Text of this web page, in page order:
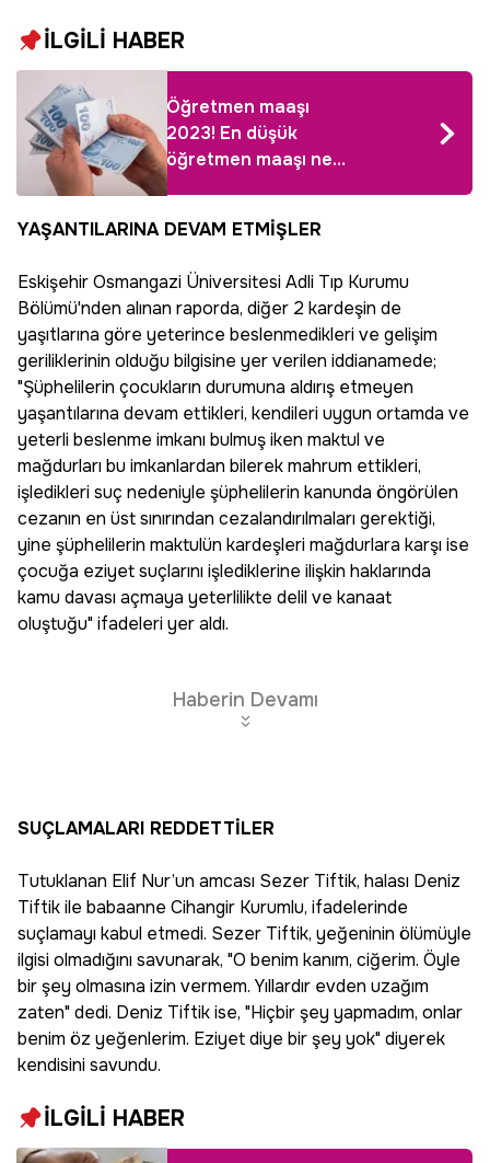
İLGİLİ HABER
Öğretmen maaşı
2023! En düşük
öğretmen maaşı ne
kadar oldu, yeni
kadar? Öğretmen
zammı: Uzman
öğretmen maaşına
zam geldi mi?
YAŞANTILARINA DEVAM ETMİŞLER
Eskişehir Osmangazi Üniversitesi Adli Tıp Kurumu
Bölümü'nden alınan raporda, diğer 2 kardeşin de
yaşıtlarına göre yeterince beslenmedikleri ve gelişim
geriliklerinin olduğu bilgisine yer verilen iddianamede;
"Şüphelilerin çocukların durumuna aldırış etmeyen
yaşantılarına devam ettikleri, kendileri uygun ortamda ve
yeterli beslenme imkanı bulmuş iken maktul ve
mağdurları bu imkanlardan bilerek mahrum ettikleri,
işledikleri suç nedeniyle şüphelilerin kanunda öngörülen
cezanın en üst sınırından cezalandırılmaları gerektiği,
yine şüphelilerin maktulün kardeşleri mağdurlara karşı ise
çocuğa eziyet suçlarını işlediklerine ilişkin haklarında
kamu davası açmaya yeterlilikte delil ve kanaat
oluştuğu" ifadeleri yer aldı.
Haberin Devamı
SUÇLAMALARI REDDETTİLER
Tutuklanan Elif Nur’un amcası Sezer Tiftik, halası Deniz
Tiftik ile babaanne Cihangir Kurumlu, ifadelerinde
suçlamayı kabul etmedi. Sezer Tiftik, yeğeninin ölümüyle
ilgisi olmadığını savunarak, "O benim kanım, ciğerim. Öyle
bir şey olmasına izin vermem. Yıllardır evden uzağım
zaten" dedi. Deniz Tiftik ise, "Hiçbir şey yapmadım, onlar
benim öz yeğenlerim. Eziyet diye bir şey yok" diyerek
kendisini savundu.
İLGİLİ HABER